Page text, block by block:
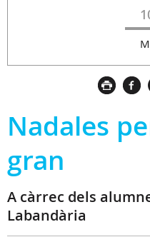
Nadales
gran
A càrrec dels
Labandària